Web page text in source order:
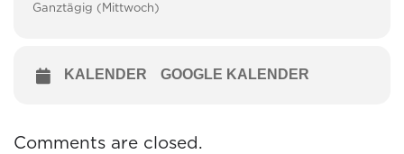
Ganztägig (Mittwoch)
KALENDER GOOGLE KALENDER
Comments are closed.